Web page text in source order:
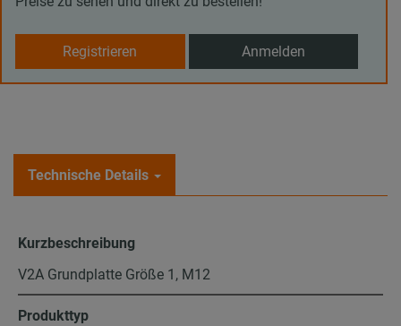
Registrieren Anmelden
Technische Details
Kurzbeschreibung
V2A Grundplatte Größe 1, M12
Produkttyp